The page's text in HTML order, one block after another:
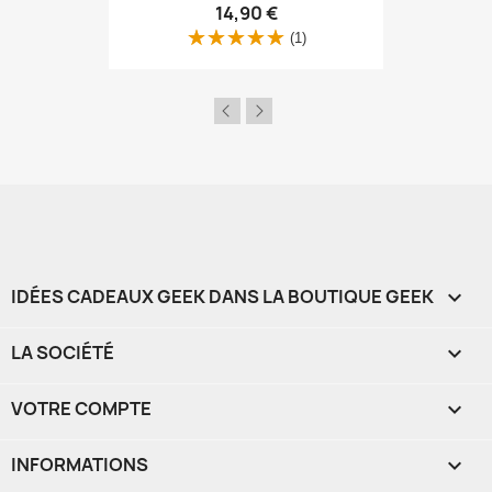
14,90 €
(1)
IDÉES CADEAUX GEEK DANS LA BOUTIQUE GEEK 
LA SOCIÉTÉ 
VOTRE COMPTE 
INFORMATIONS keyboard_arrow_down